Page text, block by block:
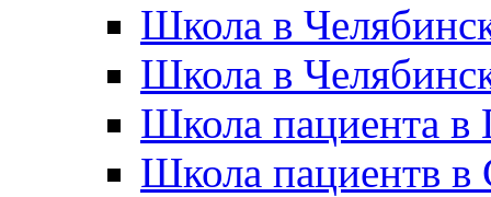
Школа в
Школа в
Школа пациента в
Школа пациентв в